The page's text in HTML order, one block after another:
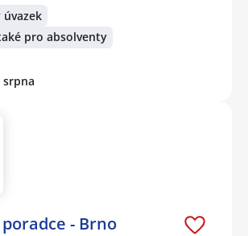
úvazek
pro absolventy
srpna
- Brno